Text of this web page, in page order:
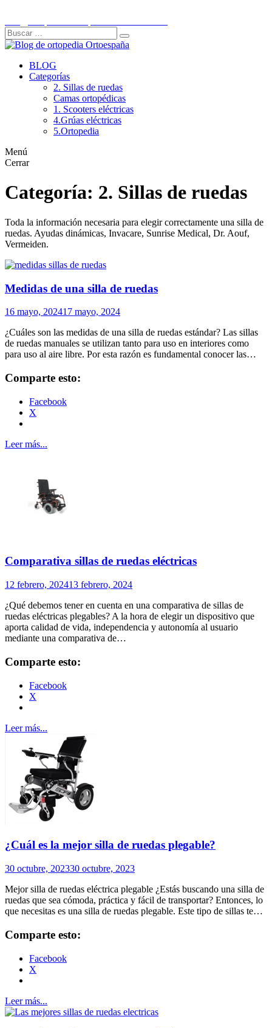
contenido
Buscar:
Buscar
BLOG
Categorías
2. Sillas de ruedas
Camas ortopédicas
1. Scooters eléctricas
4.Grúas eléctricas
5.Ortopedia
Menú
Cerrar
Categoría: 2. Sillas de ruedas
Toda la información necesaria para elegir correctamente una silla de
ruedas. Ayudas dinámicas, Invacare, Sunrise Medical, Dr. Aouf,
Vermeiden.
Medidas de una silla de ruedas
16 mayo, 202417 mayo, 2024
¿Cuáles son las medidas de una silla de ruedas estándar? Las sillas
de ruedas manuales se utilizan tanto para uso en interiores como
para uso al aire libre. Por esta razón es fundamental conocer las…
Comparte esto:
Facebook
X
Leer más...
Comparativa sillas de ruedas eléctricas
12 febrero, 202413 febrero, 2024
¿Qué debemos tener en cuenta en una comparativa de sillas de
ruedas eléctricas plegables? A la hora de elegir un dispositivo que
aporta calidad de vida, independencia y autonomía al usuario
mediante una comparativa de…
Comparte esto:
Facebook
X
Leer más...
¿Cuál es la mejor silla de ruedas plegable?
30 octubre, 202330 octubre, 2023
Mejor silla de ruedas eléctrica plegable ¿Estás buscando una silla de
ruedas que sea cómoda, práctica y fácil de transportar? Entonces, lo
que necesitas es una silla de ruedas plegable. Este tipo de sillas te…
Comparte esto:
Facebook
X
Leer más...